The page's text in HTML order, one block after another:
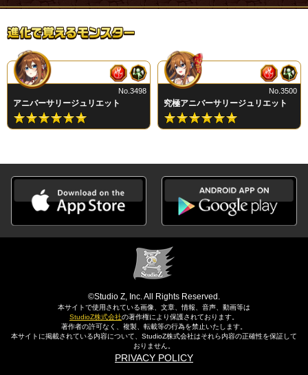
アニバーサリージュリエット
No.3498
究極アニバーサリージュリエット
No.3500
©Studio Z, Inc. All Rights Reserved.
本サイトで使用されている画像、文章、情報、音声、動画等は
StudioZ株式会社の著作権により保護されております。
著作者の許可なく、複製、転載等の行為を禁止いたします。
本サイトに掲載されている内容について、StudioZ株式会社はそれら内容の正確性を保証して
おりません。
PRIVACY POLICY